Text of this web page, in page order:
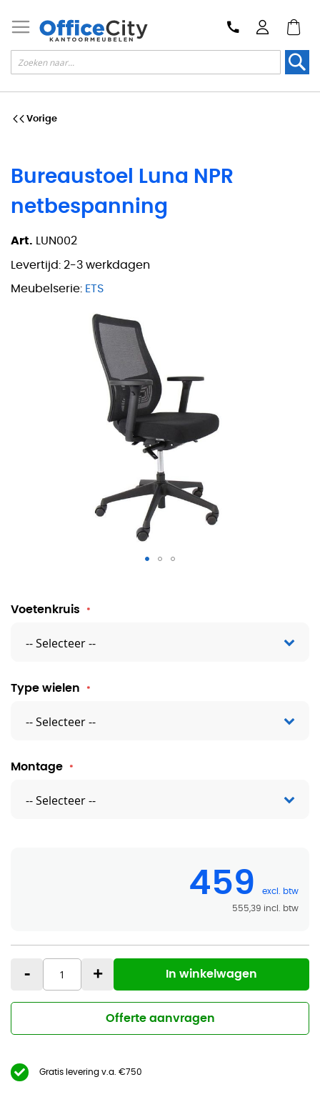
Bureaustoel Luna NPR
netbespanning
Art. LUN002
Levertijd: 2-3 werkdagen
Meubelserie: ETS
Bureaustoel Luna NPR netbespanning
Voetenkruis
Type wielen
Montage
459
555,39
- + In winkelwagen
Offerte aanvragen
Gratis levering v.a. €750
Vorige